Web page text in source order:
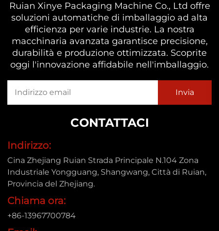
Ruian Xinye Packaging Machine Co., Ltd offre
soluzioni automatiche di imballaggio ad alta
efficienza per varie industrie. La nostra
macchinaria avanzata garantisce precisione,
durabilità e produzione ottimizzata. Scoprite
oggi l'innovazione affidabile nell'imballaggio.
CONTATTACI
Indirizzo:
Cina Zhejiang Ruian Strada Principale N.104 Zona
Industriale Yongguang, Shangwang, Città di Ruian,
Provincia del Zhejiang.
Chiama ora:
+86-13967700784